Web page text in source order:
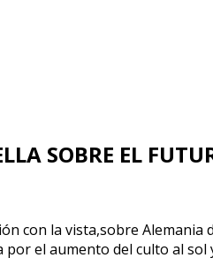
SOBRE EL
con la vista,sobre
el aumento del culto al sol